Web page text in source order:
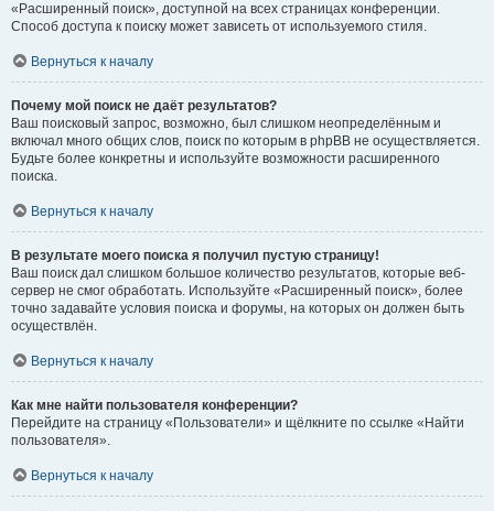
«Расширенный поиск», доступной на всех страницах конференции.
Способ доступа к поиску может зависеть от используемого стиля.
Вернуться к началу
Почему мой поиск не даёт результатов?
Ваш поисковый запрос, возможно, был слишком неопределённым и
включал много общих слов, поиск по которым в phpBB не осуществляется.
Будьте более конкретны и используйте возможности расширенного
поиска.
Вернуться к началу
В результате моего поиска я получил пустую страницу!
Ваш поиск дал слишком большое количество результатов, которые веб-
сервер не смог обработать. Используйте «Расширенный поиск», более
точно задавайте условия поиска и форумы, на которых он должен быть
осуществлён.
Вернуться к началу
Как мне найти пользователя конференции?
Перейдите на страницу «Пользователи» и щёлкните по ссылке «Найти
пользователя».
Вернуться к началу